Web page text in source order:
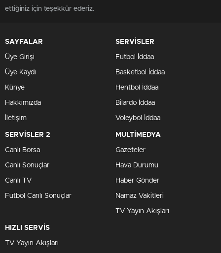
ettiğiniz için teşekkür ederiz.
SAYFALAR
Üye Girişi
Üye Kaydı
Künye
Hakkımızda
İletişim
SERVİSLER
Futbol İddaa
Basketbol İddaa
Hentbol İddaa
Bilardo İddaa
Voleybol İddaa
SERVİSLER 2
Canlı Borsa
Canlı Sonuçlar
Canlı TV
Futbol Canlı Sonuçlar
MULTİMEDYA
Gazeteler
Hava Durumu
Haber Gönder
Namaz Vakitleri
TV Yayın Akışları
HIZLI SERVİS
TV Yayın Akışları